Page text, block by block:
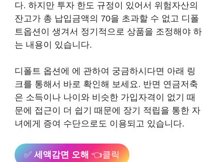
다. 하지만 투자 한도 규정이 있어서 위험자산의
잔고가 총 납입금액의 70을 초과할 수 없고 디폴
트옵션이 생겨서 정기적으로 상품을 조정해야 하
는 내용이 있습니다.
디폴트 옵션에 에 관하여 궁금하시다면 아래 링
크를 통해서 바로 확인해 보세요. 반면 연금저축
은 소득이나 나이와 비슷한 가입자격이 없기 때
문에 접근이 더 쉽기 때문에 장기 적립을 통한 자
녀에게 증여 수단으로도 이용되고 있습니다.
✅ 세액감면 오해 👈클릭